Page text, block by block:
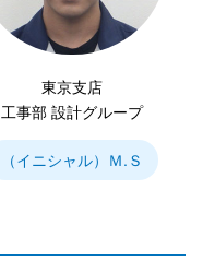
東京支店
工事部 設計グループ
（イニシャル）Ｍ.Ｓ